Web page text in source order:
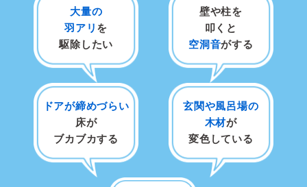
大量の
羽アリ を
駆除したい
壁や柱を
叩くと
空洞音がする
ドアが締めづらい
床が
ブカブカする
玄関や風呂場の
木材が
変色している